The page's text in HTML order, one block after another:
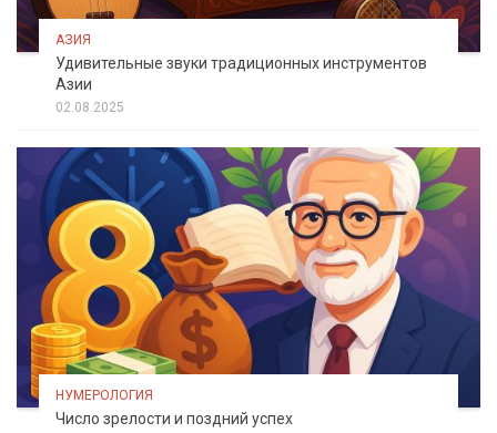
АЗИЯ
Удивительные звуки традиционных инструментов
Азии
02.08.2025
НУМЕРОЛОГИЯ
Число зрелости и поздний успех